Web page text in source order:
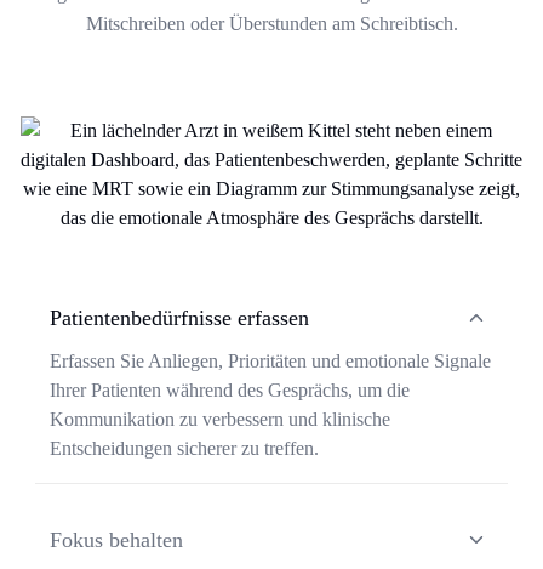
Mitschreiben oder Überstunden am Schreibtisch.
Patientenbedürfnisse erfassen
Erfassen Sie Anliegen, Prioritäten und emotionale Signale
Ihrer Patienten während des Gesprächs, um die
Kommunikation zu verbessern und klinische
Entscheidungen sicherer zu treffen.
Fokus behalten